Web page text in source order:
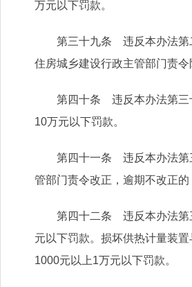
万元以下罚款。
第三十九条 违反本办法第二
住房城乡建设行政主管部门责
第四十条 违反本办法第三十
10万元以下罚款。
第四十一条 违反本办法第三
管部门责令改正，逾期不改正
第四十二条 违反本办法第三
元以下罚款。损坏供热计量装
1000元以上1万元以下罚款。